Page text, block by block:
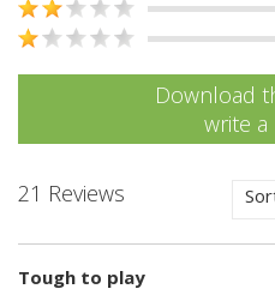
Download
write a
21 Reviews
Tough to play